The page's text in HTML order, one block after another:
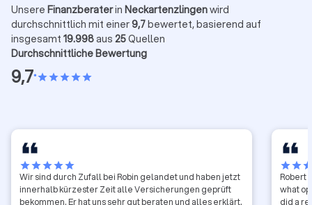
Unsere Finanzberaterin Neckartenzlingenwird
durchschnittlich mit einer9,7bewertet, basierend auf
insgesamt 19.998aus 25Quellen
Durchschnittliche Bewertung
9,7•starstarstarstarstar
starstarstarstarstar
Wir sind durch Zufall bei Robin gelandet und haben jetzt
innerhalb kürzester Zeit alle Versicherungen geprüft
bekommen. Er hat uns sehr gut beraten und alles erklärt.
starstar
Robert
what
did a